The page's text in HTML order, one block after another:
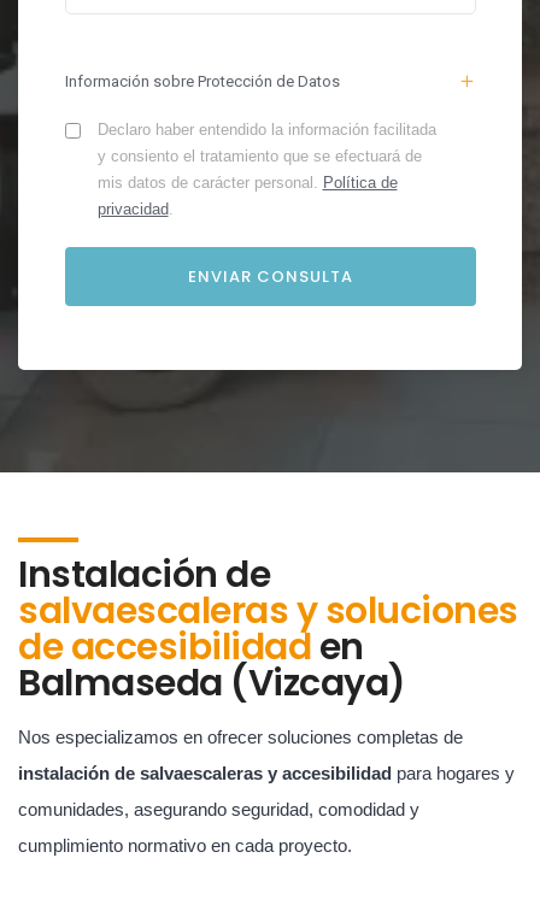
Información sobre Protección de Datos
Declaro haber entendido la información facilitada
y consiento el tratamiento que se efectuará de
mis datos de carácter personal. Política de
privacidad.
Instalación de
salvaescaleras y soluciones
de accesibilidaden
Balmaseda (Vizcaya)
Nos especializamos en ofrecer soluciones completas de
instalación de salvaescaleras y accesibilidad para hogares y
comunidades, asegurando seguridad, comodidad y
cumplimiento normativo en cada proyecto.